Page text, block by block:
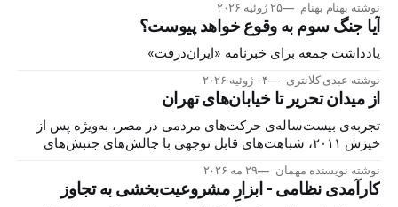
نوشته بهنام بهنام ۲۵ ژوئیه ۲۰۲۶
آیا جنگ سوم به وقوع خواهد پیوست؟
یادداشت جمعه برای خبرنامه «ایران‌درفت»
نوشته عبدی کلانتری ۰۴ ژوئیه ۲۰۲۶
از میدان تحریر تا خیابان‌های تهران
تجربه‌ی بیست‌ساله‌ی حرکت‌های مردمی در مصر، به‌ویژه پس از
خیزش ۲۰۱۱، شباهت‌های قابل توجهی با چالش‌های جنبش‌های
برای آینده‌ی ایران باشد.
نوشته نویسنده مهمان ۲۹ مه ۲۰۲۶
کارآمدی نظامی - ابزارِ مشروعیت‌بخشی به تجاوز